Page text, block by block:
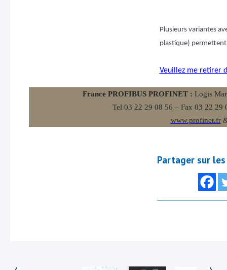
Plusieurs variantes
plastique) permettent
Veuillez me retirer
France PROFIBUS PROFINET : Logis
Tel 03 22 29 08 56 – Fax 03 22 29
www.profinet.fr
Partager sur